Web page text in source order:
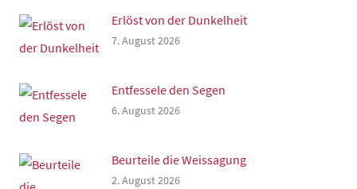
Erlöst von der Dunkelheit
7. August 2026
Entfessele den Segen
6. August 2026
Beurteile die Weissagung
2. August 2026